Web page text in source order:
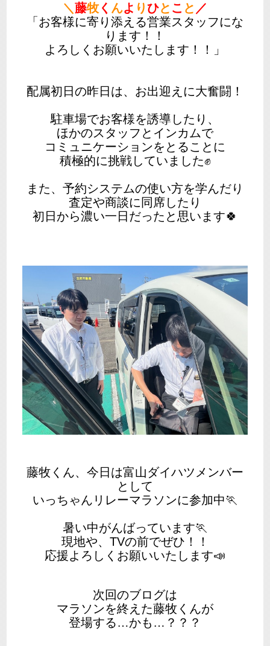
＼藤牧く んよ りひと こ と ／
「お客様に寄り添える営業スタッフにな
ります！！
よろしくお願いいたします！！」
配属初日の昨日は、お出迎えに大奮闘！
駐車場でお客様を誘導したり、
ほかのスタッフとインカムで
コミュニケーションをとることに
積極的に挑戦していました✊
また、予約システムの使い方を学んだり
査定や商談に同席したり
初日から濃い一日だったと思います🍀
藤牧くん、今日は富山ダイハツメンバー
として
いっちゃんリレーマラソンに参加中🏃
暑い中がんばっています🏃
現地や、TVの前でぜひ！！
応援よろしくお願いいたします📣
次回のブログは
マラソンを終えた藤牧くんが
登場する…かも…？？？